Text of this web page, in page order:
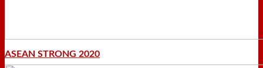
ASEAN STRONG 2020